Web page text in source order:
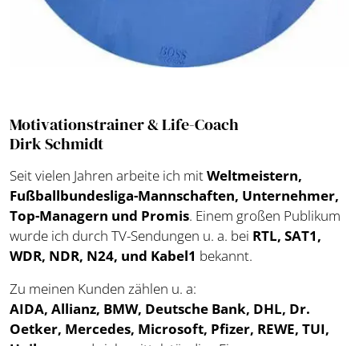
Motivationstrainer & Life-Coach
Dirk Schmidt
Seit vielen Jahren arbeite ich mitWeltmeistern,
Fußballbundesliga-Mannschaften, Unternehmer,
Top-Managern und Promis. Einem großen Publikum
wurde ich durch TV-Sendungen u. a. bei RTL, SAT1,
WDR, NDR, N24, und Kabel1 bekannt.
Zu meinen Kunden zählen u. a:
AIDA, Allianz, BMW, Deutsche Bank, DHL, Dr.
Oetker, Mercedes, Microsoft, Pfizer, REWE, TUI,